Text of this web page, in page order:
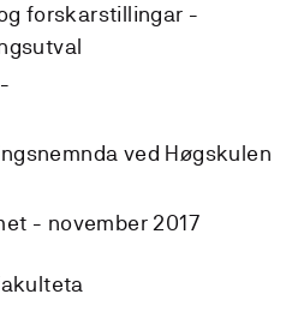
forskarstillingar -
ved Høgskulen
- november 2017